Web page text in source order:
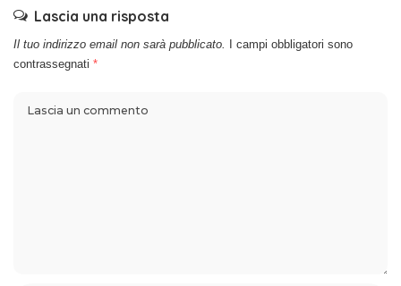
Lascia una risposta
Il tuo indirizzo email non sarà pubblicato.
I campi obbligatori sono
contrassegnati *